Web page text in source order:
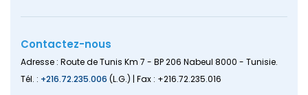
Contactez-nous
Adresse : Route de Tunis Km 7 - BP 206 Nabeul 8000 - Tunisie.
Tél. : +216.72.235.006 (L.G.) | Fax : +216.72.235.016